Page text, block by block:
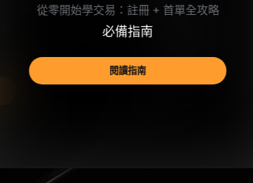
解鎖加密貨幣增值之道，代幣從此不閒置
理財
開始賺幣